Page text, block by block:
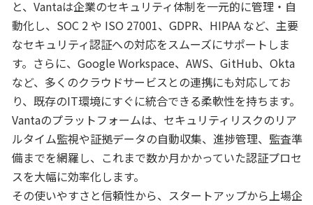
と、Vantaは企業のセキュリティ体制を一元的に管理・自
動化し、SOC 2 や ISO 27001、GDPR、HIPAA など、主要
なセキュリティ認証への対応をスムーズにサポートしま
す。さらに、Google Workspace、AWS、GitHub、Okta
など、多くのクラウドサービスとの連携にも対応してお
り、既存のIT環境にすぐに統合できる柔軟性を持ちます。
Vantaのプラットフォームは、セキュリティリスクのリア
ルタイム監視や証拠データの自動収集、進捗管理、監査準
備までを網羅し、これまで数か月かかっていた認証プロセ
スを大幅に効率化します。
その使いやすさと信頼性から、スタートアップから上場企